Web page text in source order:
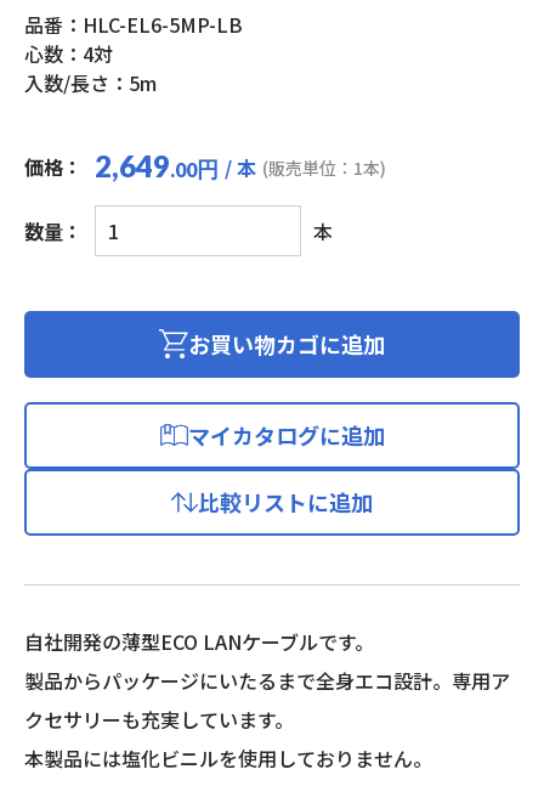
品番：HLC-EL6-5MP-LB
心数：4対
入数/長さ：5m
価格： 2,649.00円 / 本 (販売単位：1本)
数量：
エ
コ
ケ
ゴ
ー
拠/
両
端
プ
ラ
グ
本
お買い物カゴに追加
マイカタログに追加
比較リストに追加
自社開発の薄型ECO LANケーブルです。
製品からパッケージにいたるまで全身エコ設計。専用ア
クセサリーも充実しています。
本製品には塩化ビニルを使用しておりません。